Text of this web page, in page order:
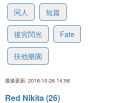
同人 短篇
後宮閃光 Fate
扶他樂園
最後更新: 2018-10-26 14:58
Red Nikita (26)